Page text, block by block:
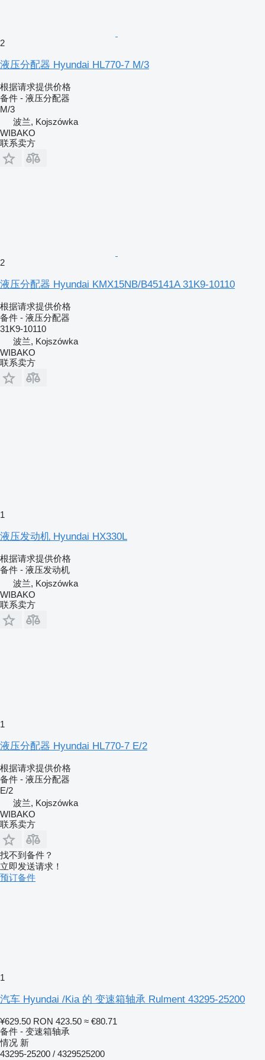
2
液压分配器 Hyundai HL770-7 M/3
根据请求提供价格
备件 - 液压分配器
M/3
波兰, Kojszówka
WIBAKO
联系卖方
2
液压分配器 Hyundai KMX15NB/B45141A 31K9-10110
根据请求提供价格
备件 - 液压分配器
31K9-10110
波兰, Kojszówka
WIBAKO
联系卖方
1
液压发动机 Hyundai HX330L
根据请求提供价格
备件 - 液压发动机
波兰, Kojszówka
WIBAKO
联系卖方
1
液压分配器 Hyundai HL770-7 E/2
根据请求提供价格
备件 - 液压分配器
E/2
波兰, Kojszówka
WIBAKO
联系卖方
找不到备件？
立即发送请求！
预订备件
1
汽车 Hyundai /Kia 的 变速箱轴承 Rulment 43295-25200
¥629.50 RON 423.50 ≈ €80.71
备件 - 变速箱轴承
情况 新
43295-25200 / 4329525200